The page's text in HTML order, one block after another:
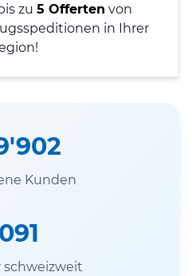
zu 5 Offerten von
in Ihrer
Kunden
schweizweit